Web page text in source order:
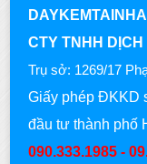
CTY TNHH
Trụ sở: 1269/17
Giấy phép ĐKKD
đầu tư thành phố
090.333.1985 -